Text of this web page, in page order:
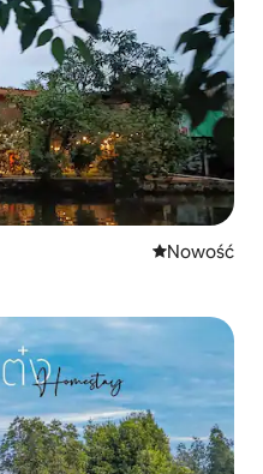
Nowe
Nowość